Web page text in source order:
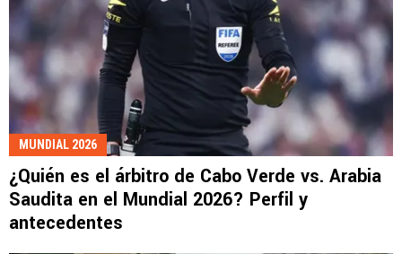
MUNDIAL 2026
¿Quién es el árbitro de Cabo Verde vs. Arabia
Saudita en el Mundial 2026? Perfil y
antecedentes